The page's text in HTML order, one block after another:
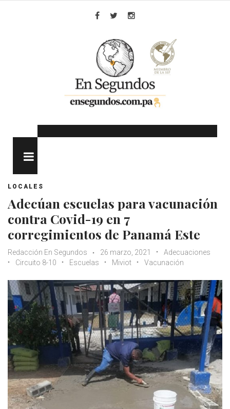
LOCALES
Adecúan escuelas para vacunación
contra Covid-19 en 7
corregimientos de Panamá Este
Redacción En Segundos 26 marzo, 2021
Adecuaciones
Circuito 8-10
Escuelas Miviot Vacunación